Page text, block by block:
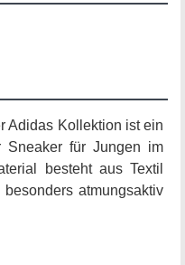
Adidas Kollektion ist ein
Sneaker für Jungen im
besteht aus Textil
atmungsaktiv